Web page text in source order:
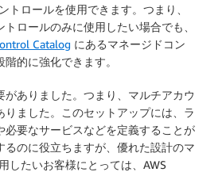
トロールを使用できます。つまり、
ロールのみに使用したい場合でも、
Catalog にあるマネージドコン
的に強化できます。
ありました。つまり、マルチアカウ
りました。このセットアップには、ラ
要なサービスなどを定義することが
のに役立ちますが、優れた設計のマ
したいお客様にとっては、AWS